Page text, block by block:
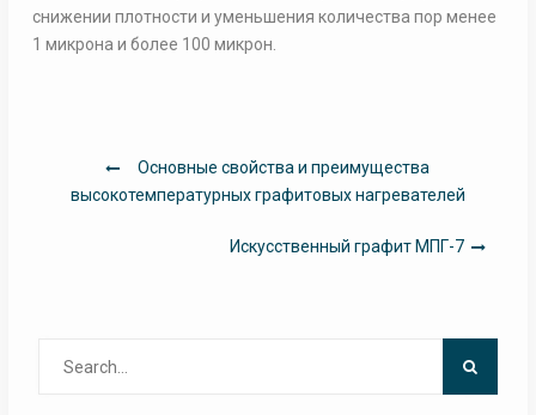
снижении плотности и уменьшения количества пор менее
1 микрона и более 100 микрон.
НавигацияОсновные свойства и преимущества
высокотемпературных графитовых нагревателей
Искусственный графит МПГ-7